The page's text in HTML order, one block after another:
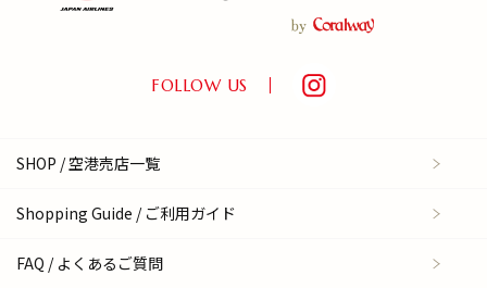
FOLLOW US
SHOP / 空港売店一覧
Shopping Guide / ご利用ガイド
FAQ / よくあるご質問